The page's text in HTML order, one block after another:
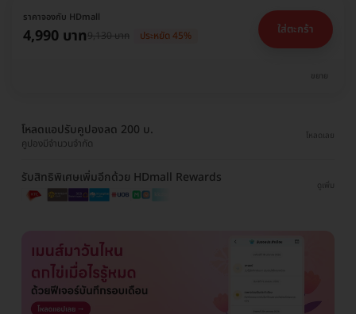
ราคาจองกับ HDmall
4,990 บาท9,130 บาท ประหยัด 45% ใส่ตะกร้า
ขยาย
โหลดแอปรับคูปองลด 200 บ.
คูปองมีจำนวนจำกัด
โหลดเลย
รับสิทธิพิเศษเพิ่มอีกด้วย HDmall Rewards
ดูเพิ่ม